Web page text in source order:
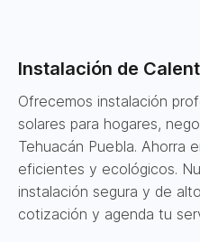
Instalación de
Ofrecemos instalación
solares para hogares,
Tehuacán Puebla. Ahorra
eficientes y ecológicos.
instalación segura y de
cotización y agenda tu